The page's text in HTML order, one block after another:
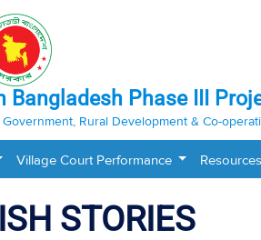
Phase III
Rural Development & Co-
Village Court Performance Resources
STORIES